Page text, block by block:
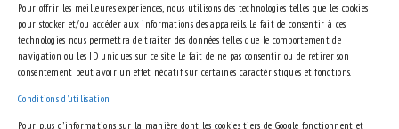
Pour offrir les meilleures expériences, nous utilisons des technologies telles que les cookies
pour stocker et/ou accéder aux informations des appareils. Le fait de consentir à ces
technologies nous permettra de traiter des données telles que le comportement de
navigation ou les ID uniques sur ce site. Le fait de ne pas consentir ou de retirer son
consentement peut avoir un effet négatif sur certaines caractéristiques et fonctions.
Conditions d'utilisation
Pour plus d’informations sur la manière dont les cookies tiers de Google fonctionnent et